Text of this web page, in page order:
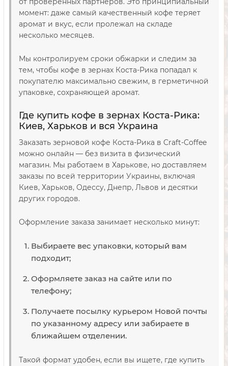
момент: даже самый качественный кофе теряет
аромат и вкус, если пролежал на складе
несколько месяцев.
Мы контролируем сроки обжарки и следим за
тем, чтобы кофе в зернах Коста-Рика попадал к
покупателю максимально свежим, в герметичной
упаковке, сохраняющей аромат.
Где купить кофе в зернах Коста-Рика:
Киев, Харьков и вся Украина
Заказать зерновой кофе Коста-Рика в Craft-Coffee
можно онлайн — без визита в физический
магазин. Мы работаем в Харькове, но доставляем
заказы по всей территории Украины, включая
Киев, Харьков, Одессу, Днепр, Львов и десятки
других городов.
Оформление заказа занимает несколько минут:
Выбираете вес упаковки, который вам
подходит;
Оформляете заказ на сайте или по
телефону;
Получаете посылку курьером Новой почты
по указанному адресу или забираете в
ближайшем отделении.
Такой формат удобен, если вы ищете, где купить